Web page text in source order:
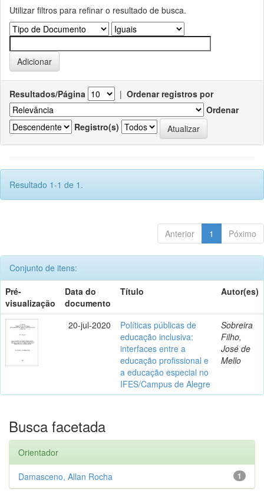
Utilizar filtros para refinar o resultado de busca.
Resultados/Página | Ordenar registros por
Ordenar
Registro(s)
Resultado 1-1 de 1.
Anterior 1 Póximo
Conjunto de itens:
Pré-
visualização
Data do
documento
Título Autor(es)
20-jul-2020
Políticas públicas de
educação inclusiva:
interfaces entre a
educação profissional e
a educação especial no
IFES/Campus de Alegre
Sobreira
Filho,
José de
Mello
Busca facetada
Orientador
1
Damasceno, Allan Rocha